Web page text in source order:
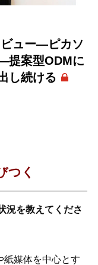
ュー―ピカソ
提案型ODMに
し続ける
つく
を教えてくださ
媒体を中心とす